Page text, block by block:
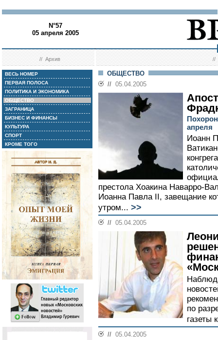
N°57
05 апреля 2005
//Архив //
ВЕСЬ НОМЕР
ПЕРВАЯ ПОЛОСА
ПОЛИТИКА И ЭКОНОМИКА
ОБЩЕСТВО
ЗАГРАНИЦА
БИЗНЕС И ФИНАНСЫ
КУЛЬТУРА
СПОРТ
КРОМЕ ТОГО
ОБЩЕСТВО
// 05.04.2005
апреля
Иоанн
престола Хоакина Наварро-
Иоанна Павла II, завещание
утром... >>
// 05.04.2005
по
газеты
// 05.04.2005